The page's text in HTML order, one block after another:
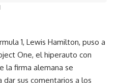
mover mucho peso, pues
un poco más pesado que
35% más de potencia.
1, Lewis Hamilton, puso a
One, el hiperauto con
la firma alemana se
dar sus comentarios a los